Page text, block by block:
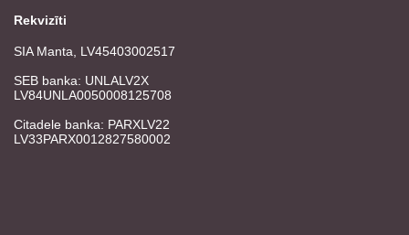
Rekvizīti
SIA Manta, LV45403002517
SEB banka: UNLALV2X
LV84UNLA0050008125708
Citadele banka: PARXLV22
LV33PARX0012827580002